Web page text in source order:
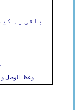
باقی یہ
وعظ: الوصل